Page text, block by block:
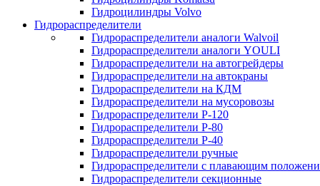
Гидроцилиндры Volvo
Гидрораспределители
Гидрораспределители аналоги Walvoil
Гидрораспределители аналоги YOULI
Гидрораспределители на автогрейдеры
Гидрораспределители на автокраны
Гидрораспределители на КДМ
Гидрораспределители на мусоровозы
Гидрораспределители Р-120
Гидрораспределители Р-80
Гидрораспределители Р-40
Гидрораспределители ручные
Гидрораспределители с плавающим
Гидрораспределители секционные